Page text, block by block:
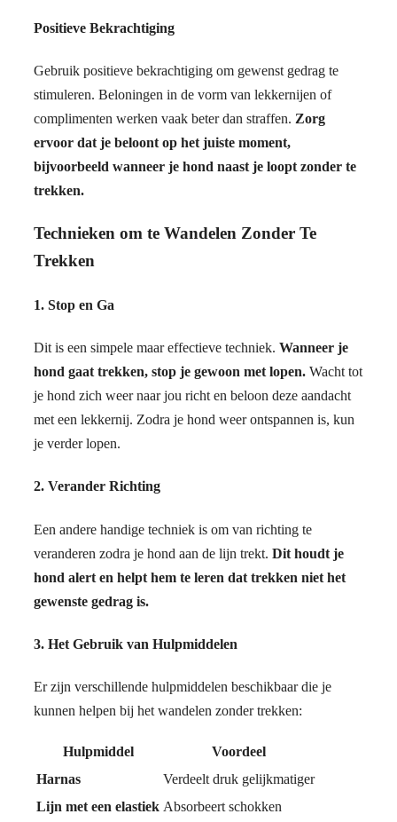
Positieve Bekrachtiging
Gebruik positieve bekrachtiging om gewenst gedrag te
stimuleren. Beloningen in de vorm van lekkernijen of
complimenten werken vaak beter dan straffen. Zorg
ervoor dat je beloont op het juiste moment,
bijvoorbeeld wanneer je hond naast je loopt zonder te
trekken.
Technieken om te Wandelen Zonder Te
Trekken
1. Stop en Ga
Dit is een simpele maar effectieve techniek. Wanneer je
hond gaat trekken, stop je gewoon met lopen. Wacht tot
je hond zich weer naar jou richt en beloon deze aandacht
met een lekkernij. Zodra je hond weer ontspannen is, kun
je verder lopen.
2. Verander Richting
Een andere handige techniek is om van richting te
veranderen zodra je hond aan de lijn trekt. Dit houdt je
hond alert en helpt hem te leren dat trekken niet het
gewenste gedrag is.
3. Het Gebruik van Hulpmiddelen
Er zijn verschillende hulpmiddelen beschikbaar die je
kunnen helpen bij het wandelen zonder trekken:
Hulpmiddel
Voordeel
Harnas
Verdeelt druk gelijkmatiger
Lijn met een elastiek Absorbeert schokken